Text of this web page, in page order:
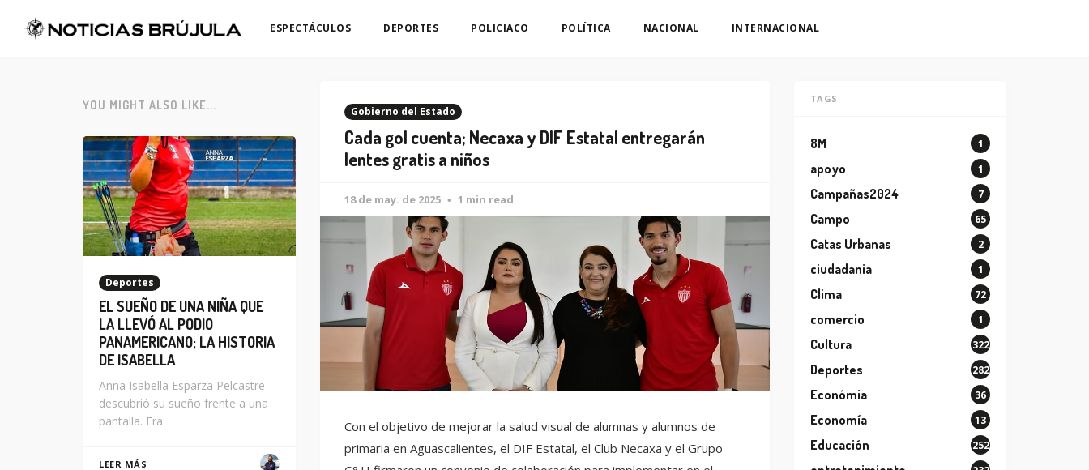
ESPECTÁCULOS DEPORTES POLICIACO POLÍTICA NACIONAL INTERNACIONAL
Gobierno del Estado
Cada gol cuenta; Necaxa y DIF Estatal entregarán
lentes gratis a niños
18 de may. de 2025 1 min read
Con el objetivo de mejorar la salud visual de alumnas y alumnos de
primaria en Aguascalientes, el DIF Estatal, el Club Necaxa y el Grupo
YOU MIGHT ALSO LIKE...
Deportes
EL SUEÑO DE UNA NIÑA QUE
LA LLEVÓ AL PODIO
PANAMERICANO; LA HISTORIA
DE ISABELLA
Anna Isabella Esparza Pelcastre
descubrió su sueño frente a una
pantalla. Era
LEER MÁS
TAGS
8M 1
apoyo 1
Campañas2024 7
Campo 65
Catas Urbanas 2
ciudadania 1
Clima 72
comercio 1
Cultura 322
Deportes 282
Económia 36
Economía 13
Educación 252